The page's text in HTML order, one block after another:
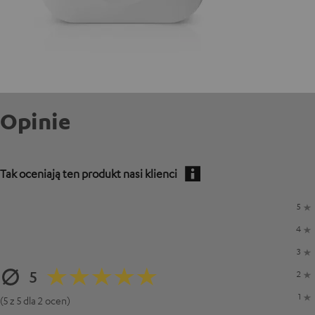
Opinie
Tak oceniają ten produkt nasi klienci
5
(5 z 5 dla 2 ocen)
5
4
3
2
1